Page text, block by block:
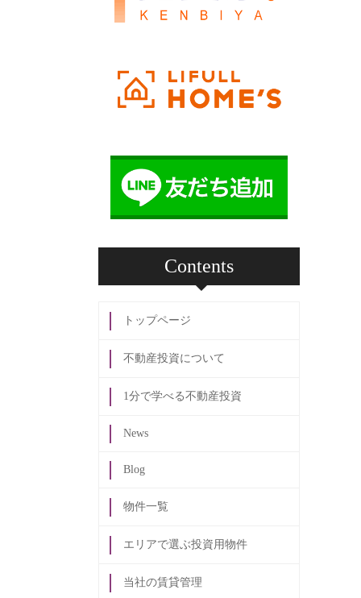
Contents
トップページ
不動産投資について
1分で学べる不動産投資
News
Blog
物件一覧
エリアで選ぶ投資用物件
当社の賃貸管理